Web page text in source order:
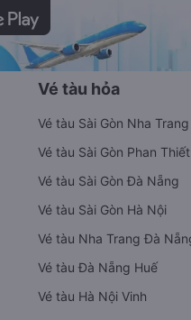
Vé tàu hỏa
Vé tàu Sài Gòn Nha Trang
Vé tàu Sài Gòn Phan Thiết
Vé tàu Sài Gòn Đà Nẵng
Vé tàu Sài Gòn Hà Nội
Vé tàu Nha Trang Đà
Vé tàu Đà Nẵng Huế
Vé tàu Hà Nội Vinh